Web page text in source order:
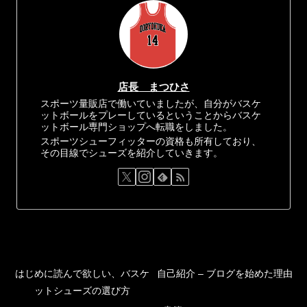
店長 まつひさ
スポーツ量販店で働いていましたが、自分がバスケ
ットボールをプレーしているということからバスケ
ットボール専門ショップへ転職をしました。
スポーツシューフィッターの資格も所有しており、
その目線でシューズを紹介していきます。
はじめに読んで欲しい、バスケ
ットシューズの選び方
自己紹介 – ブログを始めた理由